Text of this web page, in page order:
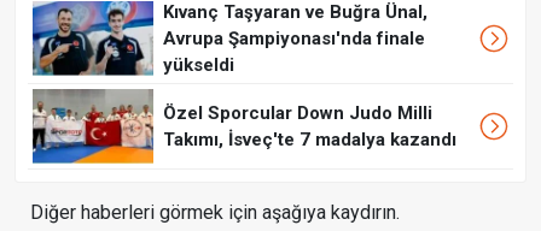
Kıvanç Taşyaran ve Buğra Ünal,
Avrupa Şampiyonası'nda finale
yükseldi
Özel Sporcular Down Judo Milli
Takımı, İsveç'te 7 madalya kazandı
Diğer haberleri görmek için aşağıya kaydırın.